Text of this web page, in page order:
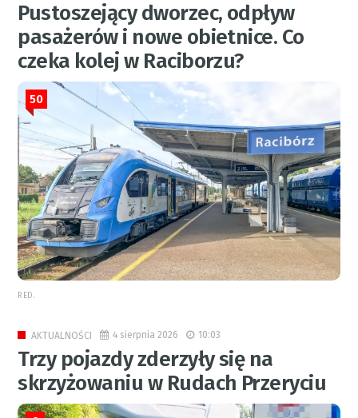
Pustoszejący dworzec, odpływ
pasażerów i nowe obietnice. Co
czeka kolej w Raciborzu?
50
RED.
AKTUALNOŚCI 4 sierpnia 2026 10:03
Trzy pojazdy zderzyły się na
skrzyżowaniu w Rudach Przeryciu